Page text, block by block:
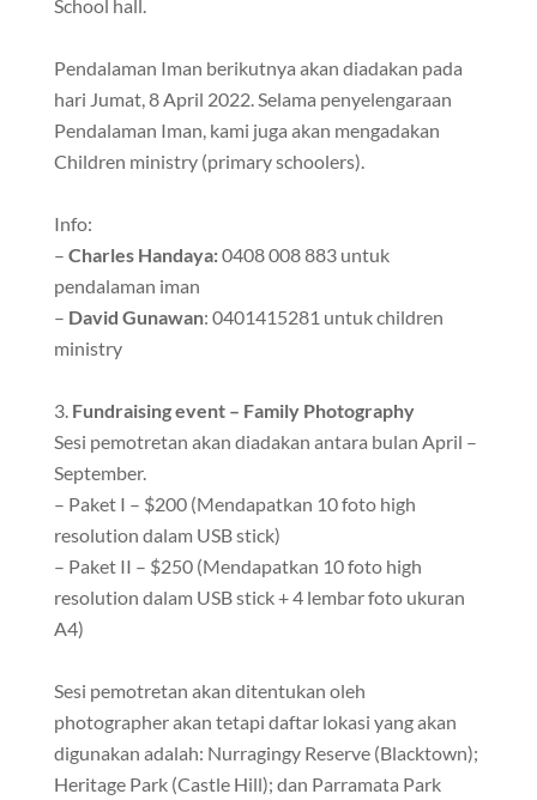
School hall.
Pendalaman Iman berikutnya akan diadakan pada
hari Jumat, 8 April 2022. Selama penyelengaraan
Pendalaman Iman, kami juga akan mengadakan
Children ministry (primary schoolers).
Info:
– Charles Handaya:0408 008 883 untuk
pendalaman iman
– David Gunawan: 0401415281 untuk children
ministry
Fundraising event – Family Photography
Sesi pemotretan akan diadakan antara bulan April –
September.
– Paket I – $200 (Mendapatkan 10 foto high
resolution dalam USB stick)
– Paket II – $250 (Mendapatkan 10 foto high
resolution dalam USB stick + 4 lembar foto ukuran
A4)
Sesi pemotretan akan ditentukan oleh
photographer akan tetapi daftar lokasi yang akan
digunakan adalah: Nurragingy Reserve (Blacktown);
Heritage Park (Castle Hill); dan Parramata Park